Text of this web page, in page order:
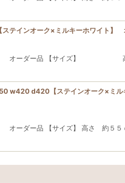
テインオーク×ミルキーホワイト
付 オーダー品 【サイズ
w420 d420【ステインオーク×ミ
付 オーダー品 【サイ